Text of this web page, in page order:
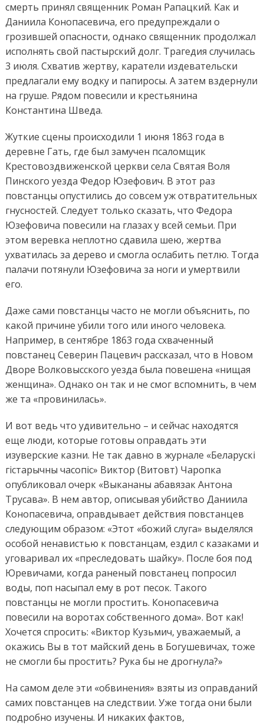
смерть принял священник Роман Рапацкий. Как и
Даниила Конопасевича, его предупреждали о
грозившей опасности, однако священник продолжал
исполнять свой пастырский долг. Трагедия случилась
3 июля. Схватив жертву, каратели издевательски
предлагали ему водку и папиросы. А затем вздернули
на груше. Рядом повесили и крестьянина
Константина Шведа.
Жуткие сцены происходили 1 июня 1863 года в
деревне Гать, где был замучен псаломщик
Крестовоздвиженской церкви села Святая Воля
Пинского уезда Федор Юзефович. В этот раз
повстанцы опустились до совсем уж отвратительных
гнусностей. Следует только сказать, что Федора
Юзефовича повесили на глазах у всей семьи. При
этом веревка неплотно сдавила шею, жертва
ухватилась за дерево и смогла ослабить петлю. Тогда
палачи потянули Юзефовича за ноги и умертвили
его.
Даже сами повстанцы часто не могли объяснить, по
какой причине убили того или иного человека.
Например, в сентябре 1863 года схваченный
повстанец Северин Пацевич рассказал, что в Новом
Дворе Волковысского уезда была повешена «нищая
женщина». Однако он так и не смог вспомнить, в чем
же та «провинилась».
И вот ведь что удивительно – и сейчас находятся
еще люди, которые готовы оправдать эти
изуверские казни. Не так давно в журнале «Беларускі
гістарычны часопіс» Виктор (Витовт) Чаропка
опубликовал очерк «Выкананы абавязак Антона
Трусава». В нем автор, описывая убийство Даниила
Конопасевича, оправдывает действия повстанцев
следующим образом: «Этот «божий слуга» выделялся
особой ненавистью к повстанцам, ездил с казаками и
уговаривал их «преследовать шайку». После боя под
Юревичами, когда раненый повстанец попросил
воды, поп насыпал ему в рот песок. Такого
повстанцы не могли простить. Конопасевича
повесили на воротах собственного дома». Вот как!
Хочется спросить: «Виктор Кузьмич, уважаемый, а
окажись Вы в тот майский день в Богушевичах, тоже
не смогли бы простить? Рука бы не дрогнула?»
На самом деле эти «обвинения» взяты из оправданий
самих повстанцев на следствии. Уже тогда они были
подробно изучены. И никаких фактов,